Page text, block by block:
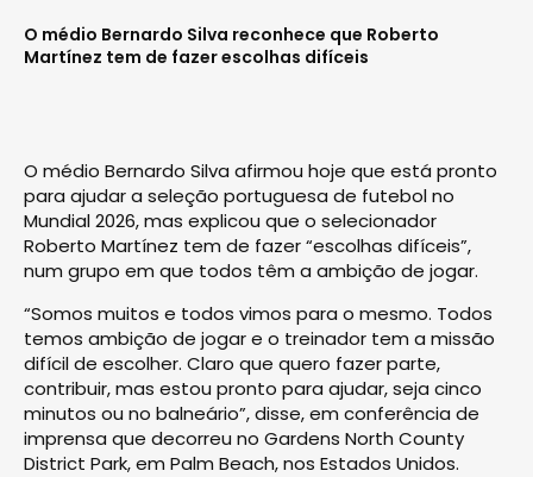
O médio Bernardo Silva reconhece que Roberto
Martínez tem de fazer escolhas difíceis
O médio Bernardo Silva afirmou hoje que está pronto
para ajudar a seleção portuguesa de futebol no
Mundial 2026, mas explicou que o selecionador
Roberto Martínez tem de fazer “escolhas difíceis”,
num grupo em que todos têm a ambição de jogar.
“Somos muitos e todos vimos para o mesmo. Todos
temos ambição de jogar e o treinador tem a missão
difícil de escolher. Claro que quero fazer parte,
contribuir, mas estou pronto para ajudar, seja cinco
minutos ou no balneário”, disse, em conferência de
imprensa que decorreu no Gardens North County
District Park, em Palm Beach, nos Estados Unidos.